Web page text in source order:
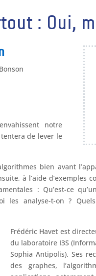
: Oui,
notre
de lever le
bien avant
à l’aide d’exemples
: Qu’est-ce
les analyse-t-on ?
Frédéric Havet est
du laboratoire I3S
Sophia Antipolis). Ses
des graphes,